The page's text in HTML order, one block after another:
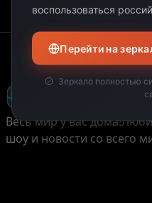
Весь мир у вас дома!
шоу и новости со всего
воспользоваться
Перейти на
Зеркало полностью